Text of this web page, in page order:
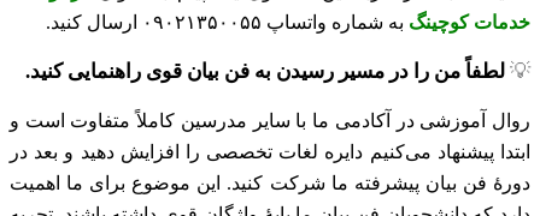
خدمات کوچینگ به شماره واتساپ ۰۹۰۲۱۳۵۰۰۵۵ ارسال کنید.
💡 لطفاً من را در مسیر رسیدن به فن بیان قوی راهنمایی کنید.
روال آموزشی در آکادمی ما با سایر مدرسین کاملاً متفاوت است و
ابتدا پیشنهاد می‌کنیم دایره لغات تخصصی را افزایش دهید و بعد در
دورهٔ فن بیان پیشرفته ما شرکت کنید. این موضوع برای ما اهمیت